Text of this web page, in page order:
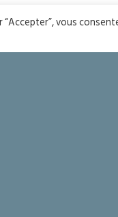
l’unique source,
vous